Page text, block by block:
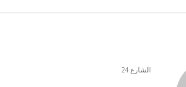
الشارع 24